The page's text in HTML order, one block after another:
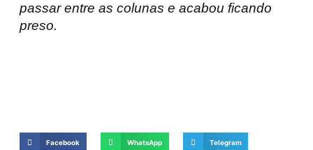
passar entre as colunas e acabou ficando
preso.
Facebook WhatsApp Telegram